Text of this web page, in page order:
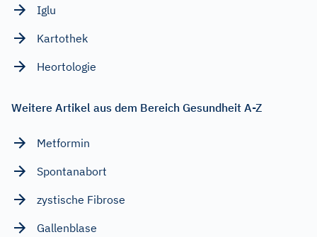
Iglu
Kartothek
Heortologie
Weitere Artikel aus dem Bereich Gesundheit A-Z
Metformin
Spontanabort
zystische Fibrose
Gallenblase